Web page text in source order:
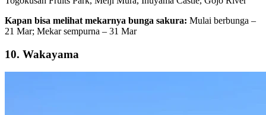
Kapan bisa melihat mekarnya bunga sakura: Mulai berbunga –
21 Mar; Mekar sempurna – 31 Mar
10. Wakayama